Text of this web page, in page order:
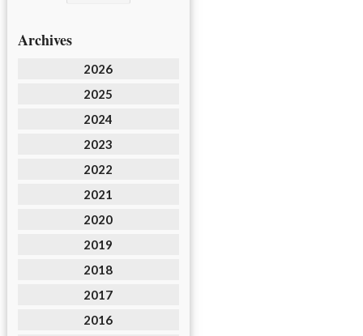
Archives
2026
2025
2024
2023
2022
2021
2020
2019
2018
2017
2016